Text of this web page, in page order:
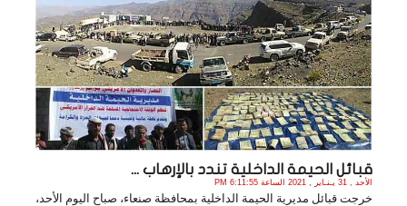
قبائل الحيمة الداخلية تندد بالإرهاب ...
الأحد , 31 يـنـاير , 2021 الساعة 6:11:55 PM
خرجت قبائل مديرية الحيمة الداخلية بمحافظة صنعاء، صباح اليوم الأحد،